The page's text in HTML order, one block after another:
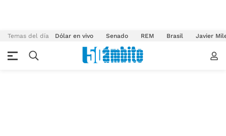
Temas del día Dólar en vivo Senado REM Brasil Javier